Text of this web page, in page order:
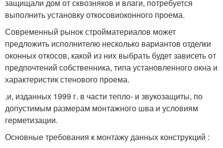
защищали дом от сквозняков и влаги, потребуется
выполнить установку откосовиоконного проема.
Современный рынок стройматериалов может
предложить исполнителю несколько вариантов отделки
оконных откосов, какой из них выбрать будет зависеть от
предпочтений собственника, типа установленного окна и
характеристик стенового проема.
,и, изданных 1999 г. в части тепло- и звукозащиты, по
допустимым размерам монтажного шва и условиям
герметизации.
Основные требования к монтажу данных конструкций :